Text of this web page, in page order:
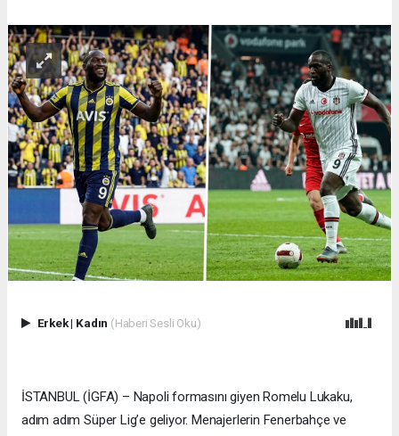
Erkek| Kadın (Haberi Sesli Oku)
İSTANBUL (İGFA) – Napoli formasını giyen Romelu Lukaku,
adım adım Süper Lig’e geliyor. Menajerlerin Fenerbahçe ve